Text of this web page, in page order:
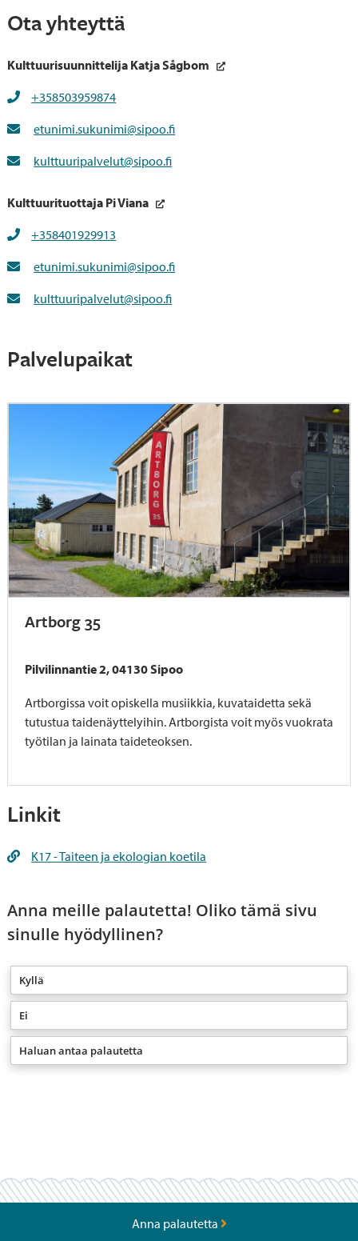
Ota yhteyttä
Kulttuurisuunnittelija Katja Sågbom
+358503959874
etunimi.sukunimi@sipoo.fi
kulttuuripalvelut@sipoo.fi
Kulttuurituottaja Pi Viana
+358401929913
etunimi.sukunimi@sipoo.fi
kulttuuripalvelut@sipoo.fi
Palvelupaikat
Artborg 35
Pilvilinnantie 2, 04130 Sipoo
Artborgissa voit opiskella musiikkia, kuvataidetta sekä
tutustua taidenäyttelyihin. Artborgista voit myös vuokrata
työtilan ja lainata taideteoksen.
Linkit
K17 - Taiteen ja ekologian koetila
Anna meille palautetta! Oliko tämä sivu
sinulle hyödyllinen?
Kyllä
Ei
Haluan antaa palautetta
Anna palautetta